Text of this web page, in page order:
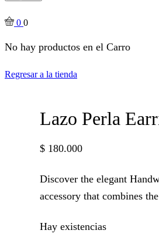
0 0
No hay productos en el Carro
Regresar a la tienda
Lazo Perla
$ 180.000
Discover the elegant
accessory that combines
Hay existencias